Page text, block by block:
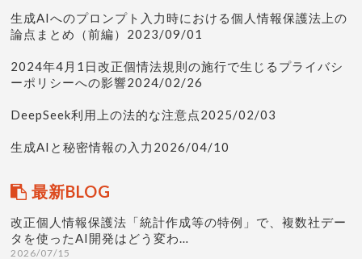
生成AIへのプロンプト入力時における個人情報保護法上の
論点まとめ（前編）2023/09/01
2024年4月1日改正個情法規則の施行で生じるプライバシ
ーポリシーへの影響2024/02/26
DeepSeek利用上の法的な注意点2025/02/03
生成AIと秘密情報の入力2026/04/10
最新BLOG
改正個人情報保護法「統計作成等の特例」で、複数社デー
タを使ったAI開発はどう変わ…
2026/07/15